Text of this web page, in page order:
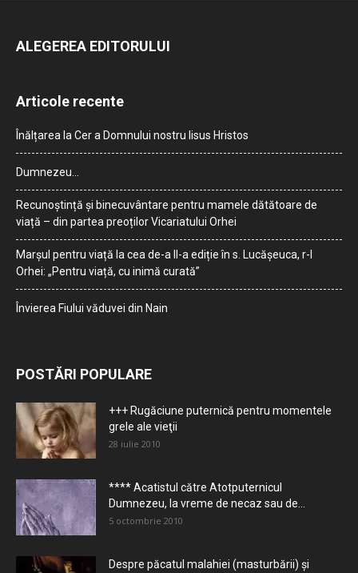
ALEGEREA EDITORULUI
Articole recente
Înălțarea la Cer a Domnului nostru Iisus Hristos
Dumnezeu…
Recunoștință și binecuvântare pentru mamele dătătoare de
viață – din partea preoților Vicariatului Orhei
Marșul pentru viață la cea de-a II-a ediție în s. Lucășeuca, r-l
Orhei: „Pentru viață, cu inimă curată”
Învierea Fiului văduvei din Nain
POSTĂRI POPULARE
+++ Rugăciune puternică pentru momentele
grele ale vieţii
28 iulie 2010
**** Acatistul către Atotputernicul
Dumnezeu, la vreme de necaz sau de...
5 octombrie 2010
Despre păcatul malahiei (masturbării) şi